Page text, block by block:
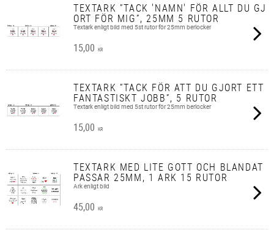
TEXTARK ”TACK 'NAMN' FÖR ALLT DU GJ
ORT FÖR MIG”, 25MM 5 RUTOR
Textark enligt bild med 5st rutor för 25mm berlocker
15,00 KR
TEXTARK ”TACK FÖR ATT DU GJORT ETT
FANTASTISKT JOBB”, 5 RUTOR
Textark enligt bild med 5st rutor för 25mm berlocker
15,00 KR
TEXTARK MED LITE GOTT OCH BLANDAT
PASSAR 25MM, 1 ARK 15 RUTOR
Ark enligt bild
45,00 KR